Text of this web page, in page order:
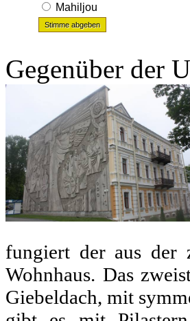
Mahiljou
Gegenüber der
fungiert der aus der
Wohnhaus. Das
Giebeldach, mit